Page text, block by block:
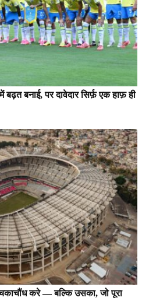
बनाई, पर दावेदार सिर्फ़ एक हाफ़ ही
करे — बल्कि उसका, जो पूरा